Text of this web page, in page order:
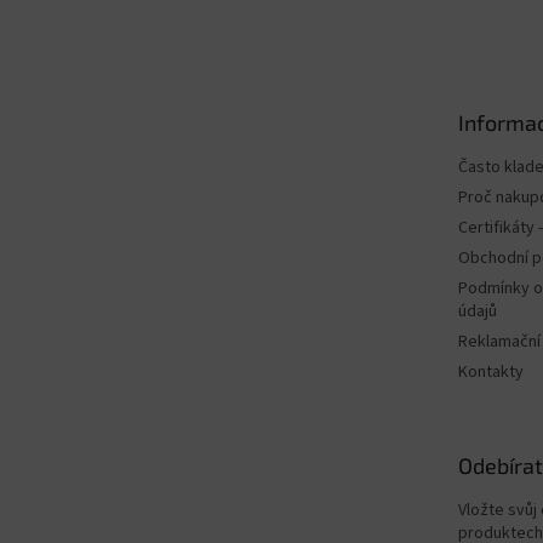
Často
Proč
Certifikáty
Obchodní
Podmínky
údajů
Kontakty
Vložte svůj